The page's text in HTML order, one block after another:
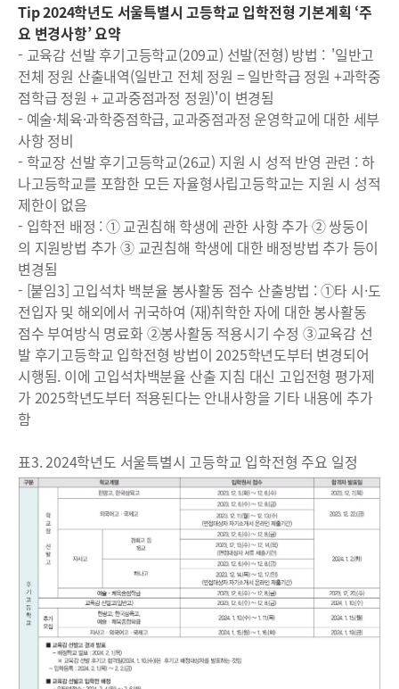
Tip 2024학년도 서울특별시 고등학교 입학전형 기본계획 ‘주
요 변경사항’ 요약
- 교육감 선발 후기고등학교(209교) 선발(전형) 방법 : '일반고
전체 정원 산출내역(일반고 전체 정원 = 일반학급 정원 +과학중
점학급 정원 + 교과중점과정 정원)'이 변경됨
- 예술·체육·과학중점학급, 교과중점과정 운영학교에 대한 세부
사항 정비
- 학교장 선발 후기고등학교(26교) 지원 시 성적 반영 관련 : 하
나고등학교를 포함한 모든 자율형사립고등학교는 지원 시 성적
제한이 없음
- 입학전 배정 : ① 교권침해 학생에 관한 사항 추가 ② 쌍둥이
의 지원방법 추가 ③ 교권침해 학생에 대한 배정방법 추가 등이
변경됨
- [붙임3] 고입석차 백분율 봉사활동 점수 산출방법 : ①타 시·도
전입자 및 해외에서 귀국하여 (재)취학한 자에 대한 봉사활동
점수 부여방식 명료화 ②봉사활동 적용시기 수정 ③교육감 선
발 후기고등학교 입학전형 방법이 2025학년도부터 변경되어
시행됨. 이에 고입석차백분율 산출 지침 대신 고입전형 평가제
가 2025학년도부터 적용된다는 안내사항을 기타 내용에 추가
함
표3. 2024학년도 서울특별시 고등학교 입학전형 주요 일정